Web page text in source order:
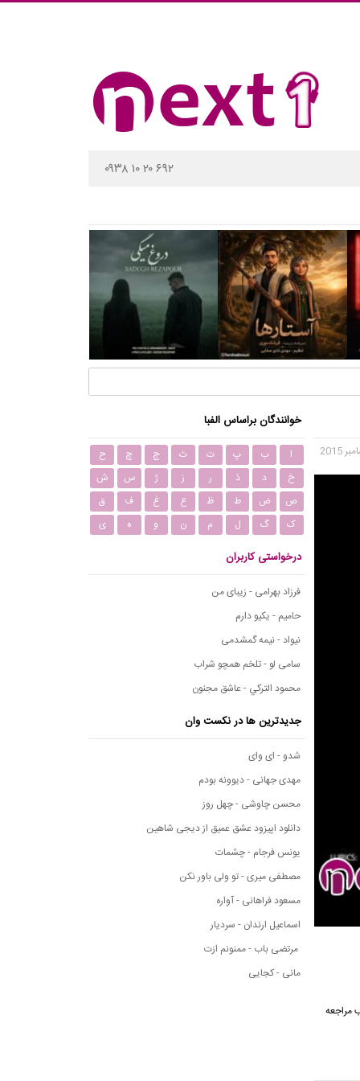
۰۹۳۸ ۱۰ ۲۰ ۶۹۲
مراجعه
خوانندگان براساس الفبا
ا ب پ ت ث ج چ
ح
خ
د ذ ر ز ژ س
ش
ص
ض ط ظ ع غ ف
ق
ک
گ ل م ن و ه ی
درخواستی کاربران
فرزاد بهرامی - زیبای من
حامیم - یکیو دارم
نیواد - نیمه گمشدمی
سامی لو - تلخم همچو شراب
محمود التركي - عاشق مجنون
جدیدترین ها در نکست وان
شدو - ای وای
مهدی جهانی - دیوونه بودم
محسن چاوشی - چهل روز
دانلود اپیزود عشق عمیق از دیجی شاهین
یونس فرجام - چشمات
مصطفی میری - تو ولی باور نکن
مسعود فراهانی - آواره
اسماعیل ارندان - سردیار
مرتضی باب - ممنونم ازت
مانی - کجایی